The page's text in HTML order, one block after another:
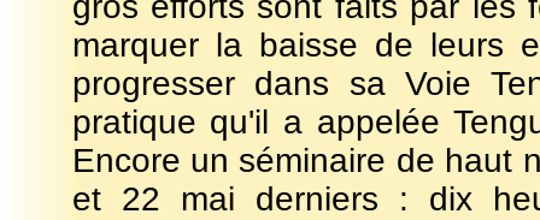
marquer la baisse de leurs
progresser dans sa Voie
pratique qu'il a appelée
Encore un séminaire de haut
et 22 mai derniers : dix